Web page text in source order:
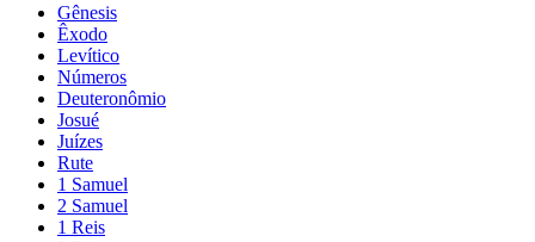
Gênesis
Êxodo
Levítico
Números
Deuteronômio
Josué
Juízes
Rute
1 Samuel
2 Samuel
1 Reis